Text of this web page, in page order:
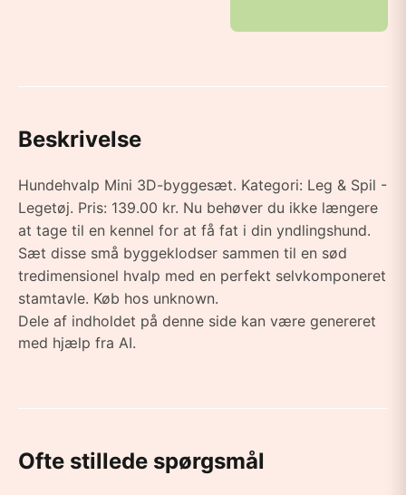
Beskrivelse
Hundehvalp Mini 3D-byggesæt. Kategori: Leg & Spil -
Legetøj. Pris: 139.00 kr. Nu behøver du ikke længere
at tage til en kennel for at få fat i din yndlingshund.
Sæt disse små byggeklodser sammen til en sød
tredimensionel hvalp med en perfekt selvkomponeret
stamtavle. Køb hos unknown.
Dele af indholdet på denne side kan være genereret
med hjælp fra AI.
Ofte stillede spørgsmål